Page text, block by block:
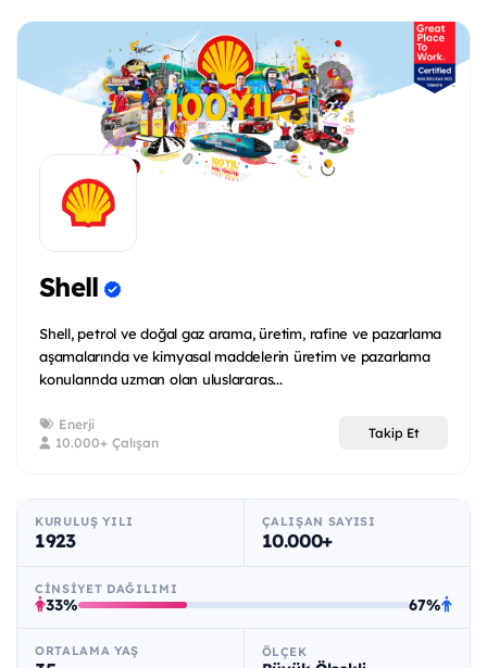
Shell
Shell, petrol ve doğal gaz arama, üretim, rafine ve pazarlama
aşamalarında ve kimyasal maddelerin üretim ve pazarlama
konularında uzman olan uluslararas...
Enerji
10.000+ Çalışan
Takip Et
KURULUŞ YILI
1923
ÇALIŞAN SAYISI
10.000+
CINSIYET DAĞILIMI
33% 67%
ORTALAMA YAŞ ÖLÇEK